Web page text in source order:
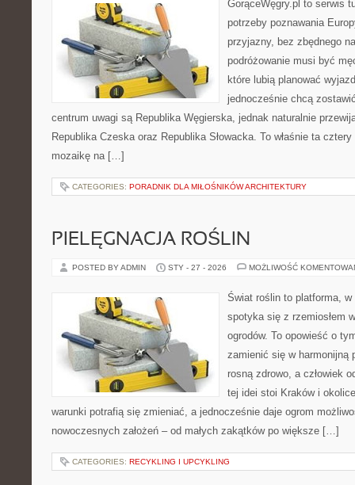
GorąceWęgry.pl to serwis
potrzeby poznawania
przyjazny, bez zbędnego
podróżowanie musi być
które lubią planować
jednocześnie chcą
centrum uwagi są Republika Węgierska, jednak naturalnie
Republika Czeska oraz Republika Słowacka. To właśnie ta
mozaikę na […]
CATEGORIES: PORADNIK DLA MIŁOŚNIKÓW ARCHITEKTURY
PIELĘGNACJA ROŚLIN
POSTED BY ADMIN STY - 27 - 2026 MOŻLIWOŚĆ
Świat roślin to platforma, w
spotyka się z rzemiosłem
ogrodów. To opowieść o
zamienić się w harmonijną
rosną zdrowo, a człowiek
tej idei stoi Kraków i
warunki potrafią się zmieniać, a jednocześnie daje ogrom
nowoczesnych założeń – od małych zakątków po większe […]
CATEGORIES: RECYKLING I UPCYKLING